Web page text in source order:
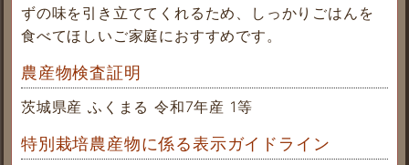
ずの味を引き立ててくれるため、しっかりごはんを
食べてほしいご家庭におすすめです。
農産物検査証明
茨城県産 ふくまる 令和7年産 1等
特別栽培農産物に係る表示ガイドライン